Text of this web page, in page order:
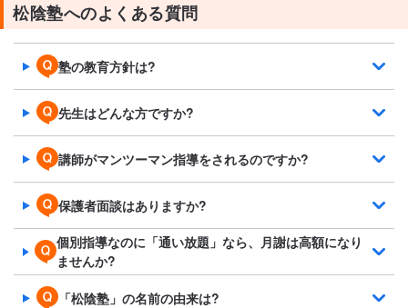
松陰塾へのよくある質問
塾の教育方針は?
先生はどんな方ですか?
講師がマンツーマン指導をされるのですか?
保護者面談はありますか?
個別指導なのに「通い放題」なら、月謝は高額になり
ませんか?
「松陰塾」の名前の由来は?